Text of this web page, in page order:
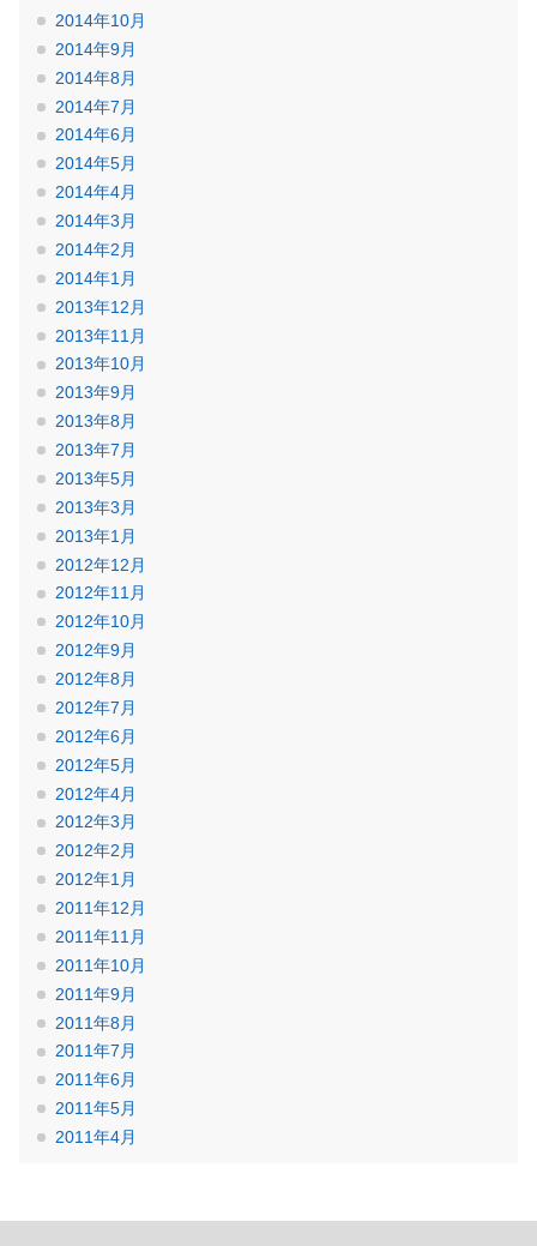
2014年10月
2014年9月
2014年8月
2014年7月
2014年6月
2014年5月
2014年4月
2014年3月
2014年2月
2014年1月
2013年12月
2013年11月
2013年10月
2013年9月
2013年8月
2013年7月
2013年5月
2013年3月
2013年1月
2012年12月
2012年11月
2012年10月
2012年9月
2012年8月
2012年7月
2012年6月
2012年5月
2012年4月
2012年3月
2012年2月
2012年1月
2011年12月
2011年11月
2011年10月
2011年9月
2011年8月
2011年7月
2011年6月
2011年5月
2011年4月